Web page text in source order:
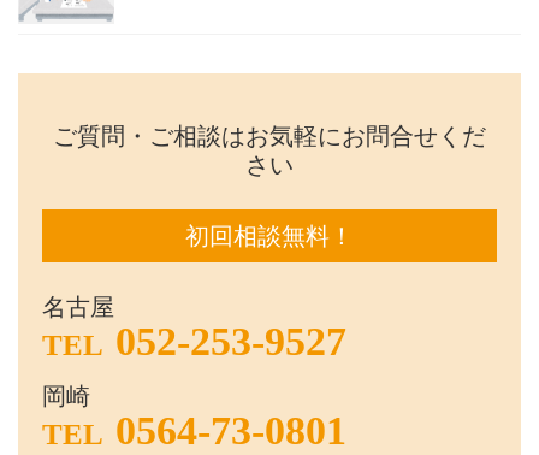
ご質問・ご相談はお気軽にお問合せくだ
さい
初回相談無料！
名古屋
TEL 052-253-9527
岡崎
TEL 0564-73-0801